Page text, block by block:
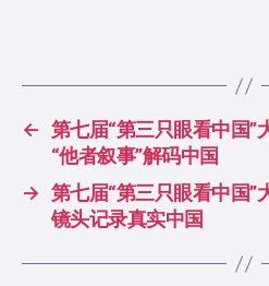
← 第七届“第三只眼看中国”
“他者叙事”解码中国
→ 第七届“第三只眼看中国”
镜头记录真实中国